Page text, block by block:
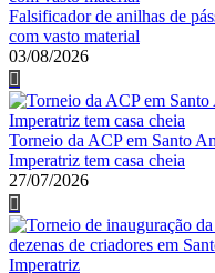
Falsificador de anilhas de
com vasto material
03/08/2026
Torneio da ACP em Santo
Imperatriz tem casa cheia
27/07/2026